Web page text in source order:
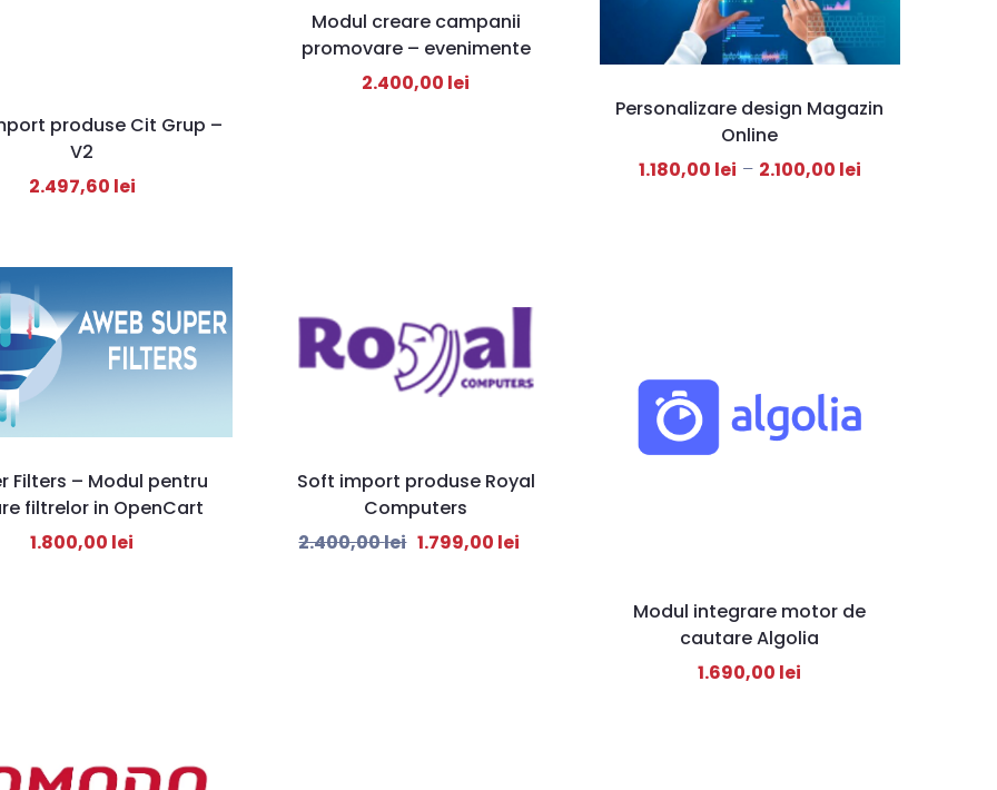
produse Cit Grup –
V2
2.497,60 lei
Modul creare campanii
promovare – evenimente
2.400,00 lei
Personalizare design Magazin
Online
1.180,00 lei – 2.100,00 lei
Filters – Modul pentru
filtrelor in OpenCart
1.800,00 lei
Soft import produse Royal
Computers
2.400,00lei 1.799,00 lei
Modul integrare motor de
cautare Algolia
1.690,00 lei